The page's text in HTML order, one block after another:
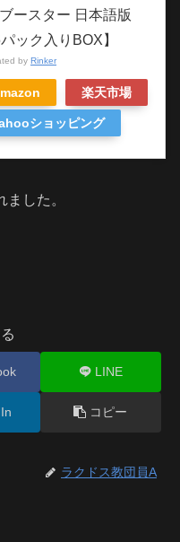
ースター 日本語版
パック入りBOX】
by Rinker
楽天市場
ショッピング
した。
LINE
コピー
ラクドス教団員A